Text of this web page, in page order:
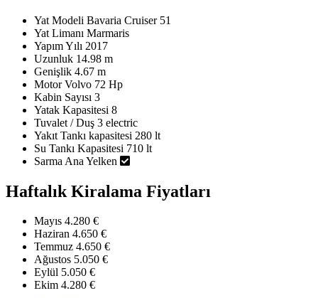
Yat Modeli Bavaria Cruiser 51
Yat Limanı Marmaris
Yapım Yılı 2017
Uzunluk 14.98 m
Genişlik 4.67 m
Motor Volvo 72 Hp
Kabin Sayısı 3
Yatak Kapasitesi 8
Tuvalet / Duş 3 electric
Yakıt Tankı kapasitesi 280 lt
Su Tankı Kapasitesi 710 lt
Sarma Ana Yelken
Haftalık Kiralama Fiyatları
Mayıs 4.280 €
Haziran 4.650 €
Temmuz 4.650 €
Ağustos 5.050 €
Eylül 5.050 €
Ekim 4.280 €